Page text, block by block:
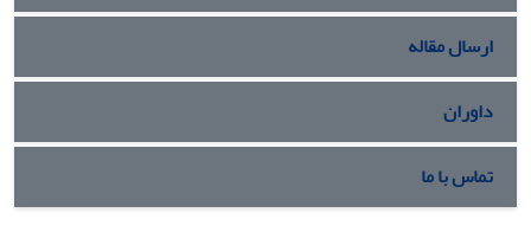
ارسال مقاله
داوران
تماس با ما